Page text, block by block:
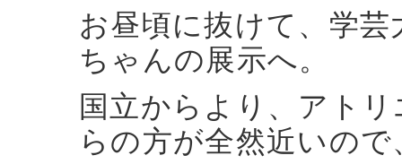
お昼頃に抜けて、学
ちゃんの展示へ。
国立からより、アト
らの方が全然近いの